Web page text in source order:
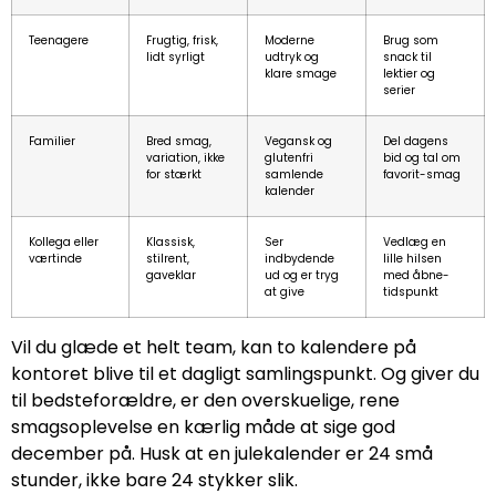
Teenagere
Frugtig, frisk,
lidt syrligt
Moderne
udtryk og
klare smage
Brug som
snack til
lektier og
serier
Familier
Bred smag,
variation, ikke
for stærkt
Vegansk og
glutenfri
samlende
kalender
Del dagens
bid og tal om
favorit-smag
Kollega eller
værtinde
Klassisk,
stilrent,
gaveklar
Ser
indbydende
ud og er tryg
at give
Vedlæg en
lille hilsen
med åbne-
tidspunkt
Vil du glæde et helt team, kan to kalendere på
kontoret blive til et dagligt samlingspunkt. Og giver du
til bedsteforældre, er den overskuelige, rene
smagsoplevelse en kærlig måde at sige god
december på. Husk at en julekalender er 24 små
stunder, ikke bare 24 stykker slik.